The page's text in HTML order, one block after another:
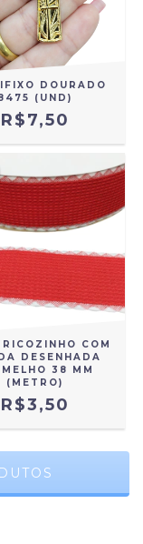
DOURADO
(UND)
R$7,50
COM
DESENHADA
38 MM
(METRO)
R$3,50